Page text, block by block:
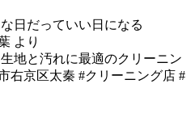
日だっていい日になる
より
地と汚れに最適のクリーニン
右京区太秦 #クリーニング店 #